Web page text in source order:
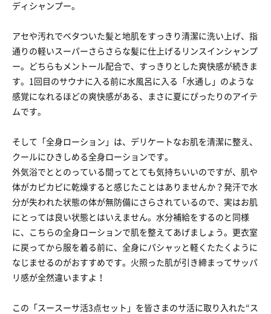
ディシャンプー。
アセや汚れでベタついた髪と地肌をすっきり清潔に洗い上げ、指
通りの軽いスーパーさらさらな髪に仕上げるリンスインシャンプ
ー。どちらもメントール配合で、すっきりとした爽快感が続きま
す。1回目のサウナに入る前に水風呂に入る「水通し」のような
感覚になれるほどの爽快感がある、まさに夏にぴったりのアイテ
ムです。
そして「全身ローション」は、デリケートなお肌を清潔に整え、
クールにひきしめる全身ローションです。
外気浴でととのっている間ってとても気持ちいいのですが、肌や
体がカピカピに乾燥すると感じたことはありませんか？発汗で水
分が失われた状態の体が無防備にさらされているので、実はお肌
にとっては良い状態とはいえません。水分補給をするのと同様
に、こちらの全身ローションで肌を整えてあげましょう。更衣室
に戻ってから服を着る前に、全身にパシャッと軽くたたくように
なじませるのがおすすめです。火照った肌が引き締まってサッパ
リ感が全然違いますよ！
この「スースーサ活3点セット」を皆さまのサ活に取り入れた“ス